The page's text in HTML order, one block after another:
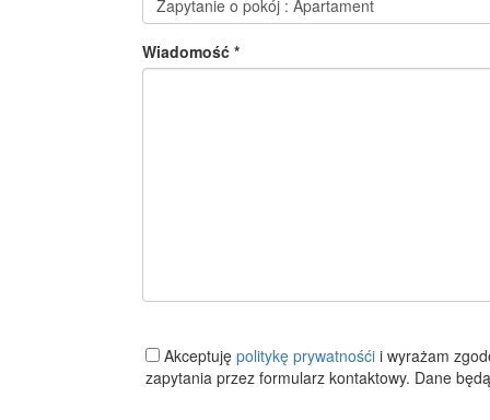
Wiadomość *
Akceptuję politykę prywatnośći i wyrażam
zapytania przez formularz kontaktowy. Dane